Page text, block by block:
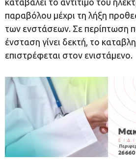
παραβόλου μέχρι τη λήξη
των ενστάσεων. Σε περίπτωση
ένσταση γίνει δεκτή, το
επιστρέφεται στον ενιστάμενο.